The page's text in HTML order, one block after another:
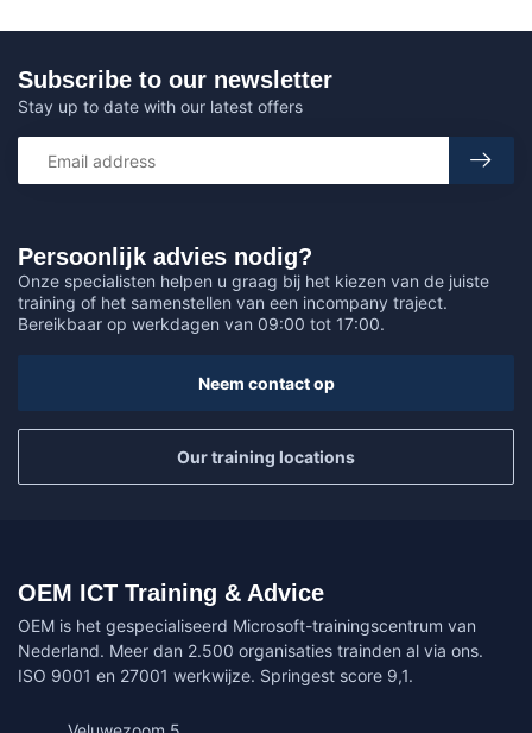
Persoonlijk advies nodig?
Onze specialisten helpen u graag bij het kiezen van de juiste
training of het samenstellen van een incompany traject.
Bereikbaar op werkdagen van 09:00 tot 17:00.
Neem contact op
Our training locations
Subscribe to our newsletter
Stay up to date with our latest offers
OEM ICT Training & Advice
OEM is het gespecialiseerd Microsoft-trainingscentrum van
Nederland. Meer dan 2.500 organisaties trainden al via ons.
ISO 9001 en 27001 werkwijze. Springest score 9,1.